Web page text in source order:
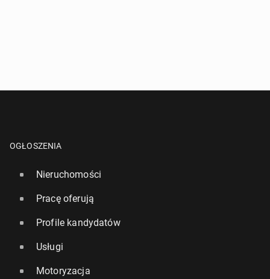
OGŁOSZENIA
Nieruchomości
Pracę oferują
Profile kandydatów
Usługi
Motoryzacja